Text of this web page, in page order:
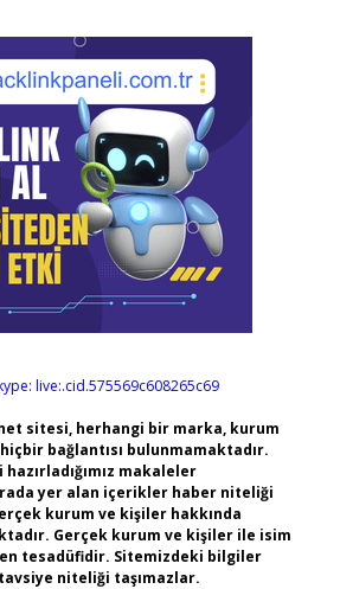
live:.cid.575569c608265c69
sitesi, herhangi bir marka, kurum
bağlantısı bulunmamaktadır.
makaleler
yer alan içerikler haber niteliği
kurum ve kişiler hakkında
Gerçek kurum ve kişiler ile isim
tesadüfidir. Sitemizdeki bilgiler
niteliği taşımazlar.